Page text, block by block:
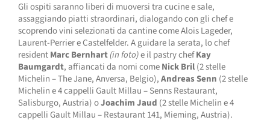
Gli ospiti saranno liberi di muoversi tra cucine e sale,
assaggiando piatti straordinari, dialogando con gli chef e
scoprendo vini selezionati da cantine come Alois Lageder,
Laurent-Perrier e Castelfelder. A guidare la serata, lo chef
residentMarc Bernhart(in foto)e il pastry chefKay
Baumgardt, affiancati da nomi comeNick Bril(2 stelle
Michelin – The Jane, Anversa, Belgio),Andreas Senn (2 stelle
Michelin e 4 cappelli Gault Millau – Senns Restaurant,
Salisburgo, Austria) oJoachim Jaud (2 stelle Michelin e 4
cappelli Gault Millau – Restaurant 141, Mieming, Austria).